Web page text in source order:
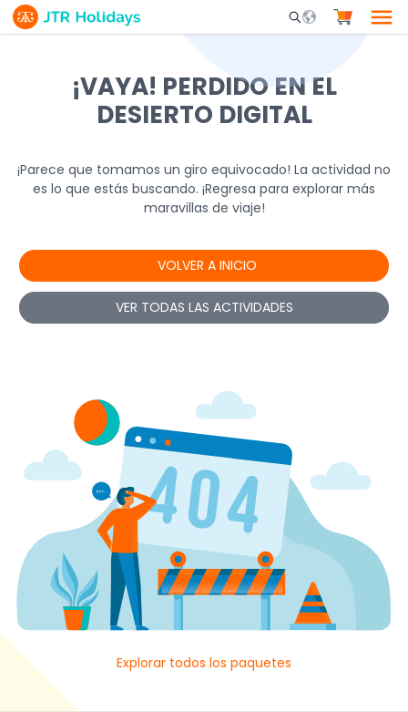
Mobile Search
¡VAYA! PERDIDO EN EL
DESIERTO DIGITAL
¡Parece que tomamos un giro equivocado! La actividad no
es lo que estás buscando. ¡Regresa para explorar más
maravillas de viaje!
VOLVER A INICIO
VER TODAS LAS ACTIVIDADES
Explorar todos los paquetes